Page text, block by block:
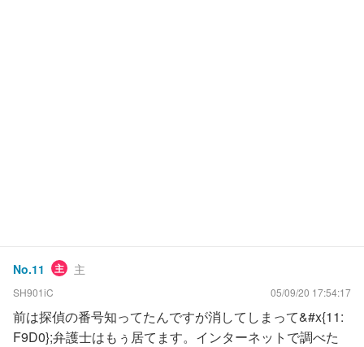
No.11 主 主
SH901iC 05/09/20 17:54:17
前は探偵の番号知ってたんですが消してしまって&#x{11:
F9D0};弁護士はもぅ居てます。インターネットで調べた